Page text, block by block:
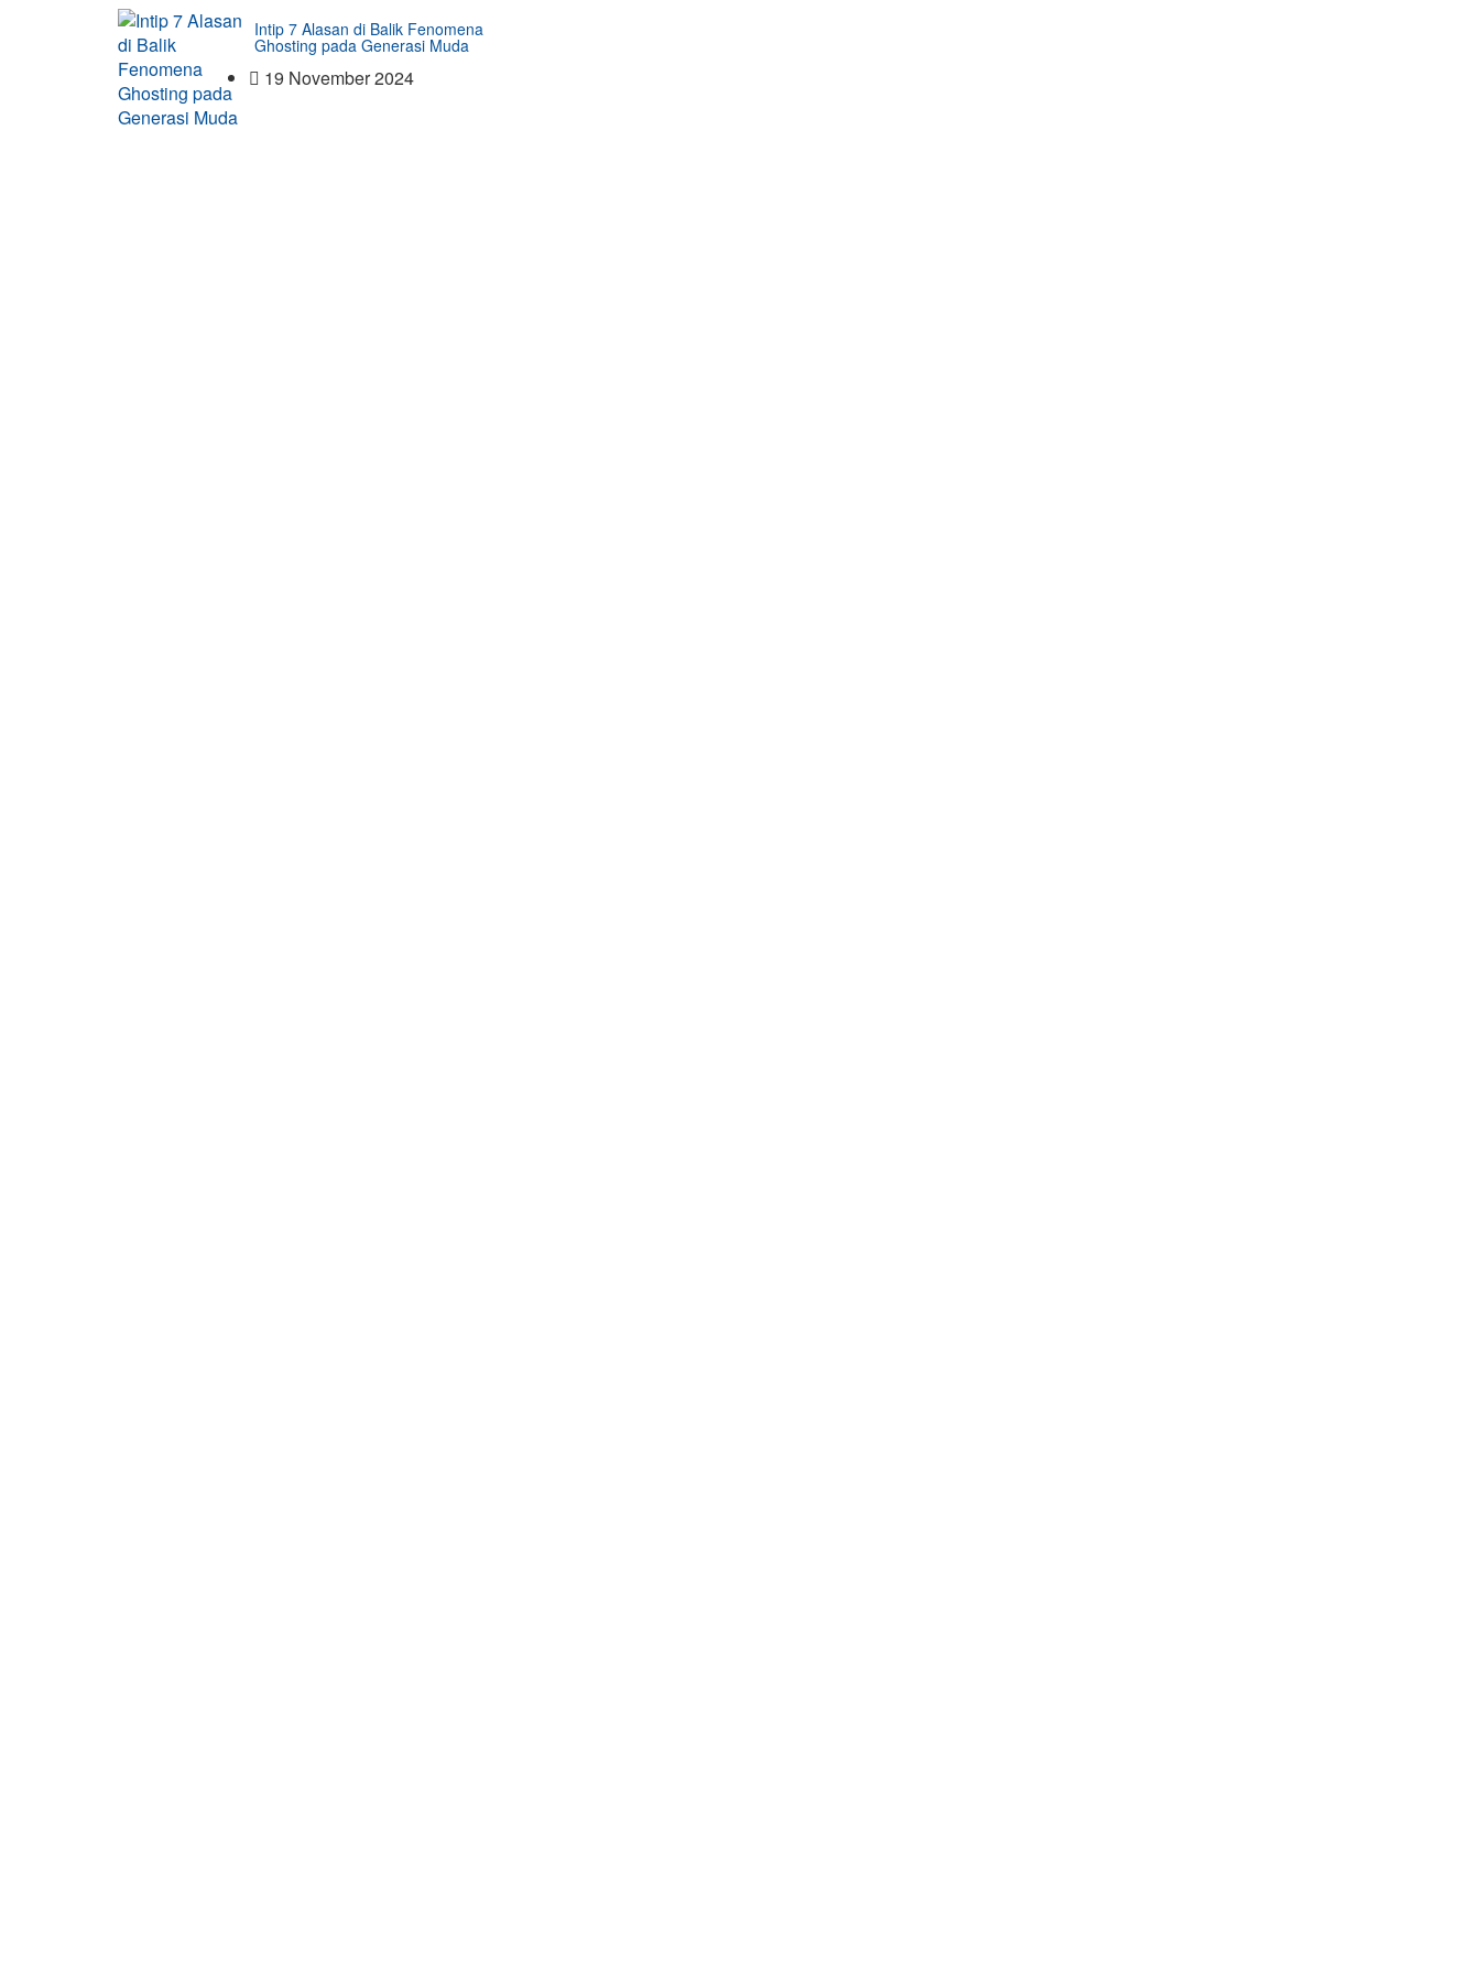
Intip 7 Alasan di Balik Fenomena
Ghosting pada Generasi Muda
19 November 2024